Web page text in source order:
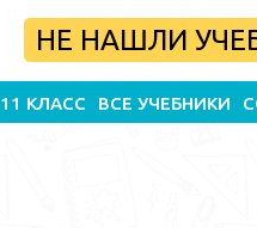
НЕ НАШЛИ
11 КЛАСС ВСЕ УЧЕБНИКИ